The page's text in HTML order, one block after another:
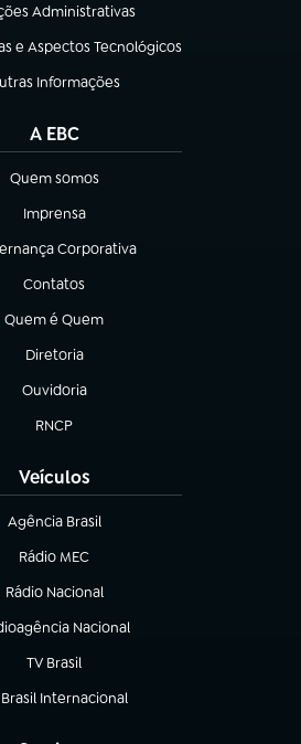
Administrativas
em nova aba)
e Aspectos Tecnológicos
aba)
Informações
em nova aba)
A EBC
Quem somos
(abre em nova aba)
Imprensa
(abre em nova aba)
Corporativa
em nova aba)
Contatos
(abre em nova aba)
Quem é Quem
(abre em nova aba)
Diretoria
(abre em nova aba)
Ouvidoria
(abre em nova aba)
RNCP
(abre em nova aba)
Veículos
Agência Brasil
(abre em nova aba)
Rádio MEC
Rádio Nacional
(abre em nova aba)
Nacional
em nova aba)
TV Brasil
(abre em nova aba)
Brasil Internacional
em nova aba)